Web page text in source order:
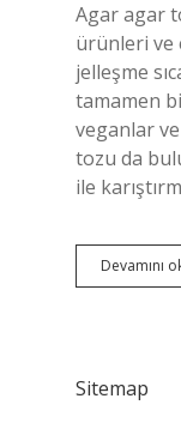
Agar agar
ürünleri ve
jelleşme
tamamen
veganlar
tozu da
ile
Devamını
Sitemap